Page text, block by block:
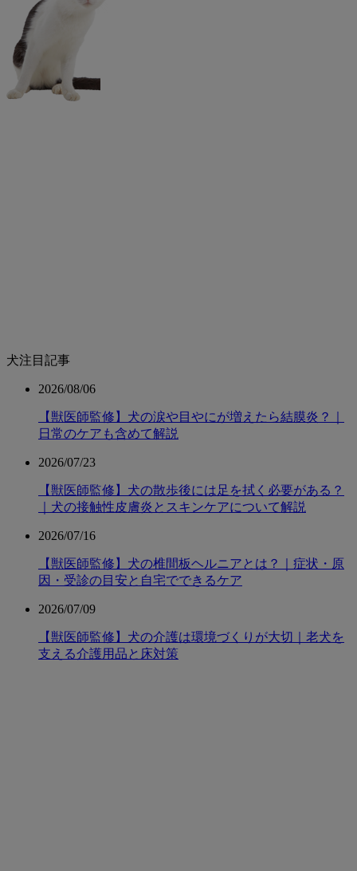
犬注目記事
2026/08/06
【獣医師監修】犬の涙や目やにが増えたら結膜炎？｜
日常のケアも含めて解説
2026/07/23
【獣医師監修】犬の散歩後には足を拭く必要がある？
｜犬の接触性皮膚炎とスキンケアについて解説
2026/07/16
【獣医師監修】犬の椎間板ヘルニアとは？｜症状・原
因・受診の目安と自宅でできるケア
2026/07/09
【獣医師監修】犬の介護は環境づくりが大切｜老犬を
支える介護用品と床対策